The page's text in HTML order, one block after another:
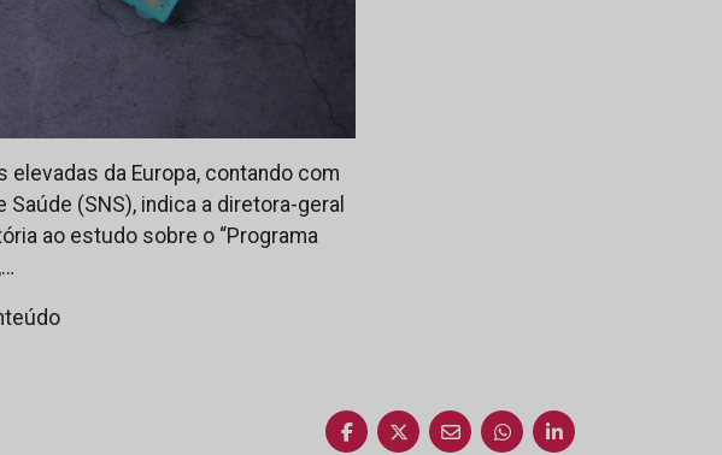
da Europa, contando com
(SNS), indica a diretora-geral
ao estudo sobre o “Programa